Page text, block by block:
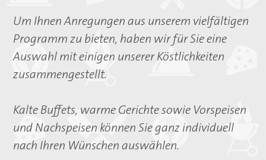
Allgemeine Informationen
Wir über uns
Lieferanten
Qualität
Stellenangebote
Um Ihnen Anregungen aus unserem vielfältigen
Programm zu bieten, haben wir für Sie eine
Auswahl mit einigen unserer Köstlichkeiten
zusammengestellt.
Kalte Buffets, warme Gerichte sowie Vorspeisen
und Nachspeisen können Sie ganz individuell
nach Ihren Wünschen auswählen.